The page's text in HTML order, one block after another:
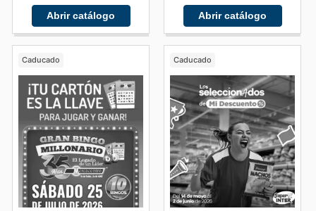
Abrir catálogo Abrir catálogo
Caducado Caducado